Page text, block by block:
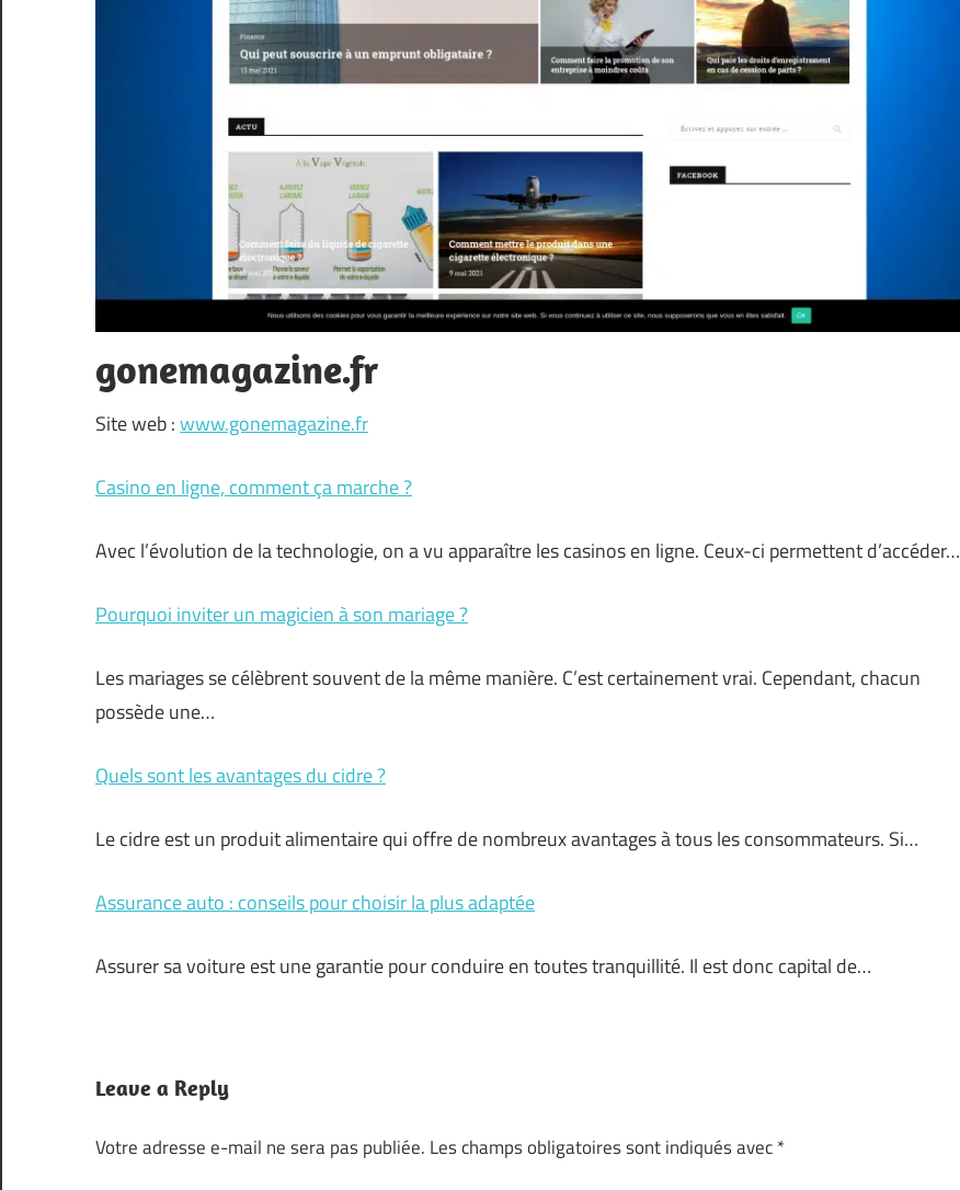
gonemagazine.fr
Site web :www.gonemagazine.fr
Casino en ligne, comment ça marche ?
Avec l’évolution de la technologie, on a vu apparaître les casinos en ligne. Ceux-ci permettent d’accéder…
Pourquoi inviter un magicien à son mariage ?
Les mariages se célèbrent souvent de la même manière. C’est certainement vrai. Cependant, chacun
possède une…
Quels sont les avantages du cidre ?
Le cidre est un produit alimentaire qui offre de nombreux avantages à tous les consommateurs. Si…
Assurance auto : conseils pour choisir la plus adaptée
Assurer sa voiture est une garantie pour conduire en toutes tranquillité. Il est donc capital de…
Leave a Reply
Votre adresse e-mail ne sera pas publiée. Les champs obligatoires sont indiqués avec*